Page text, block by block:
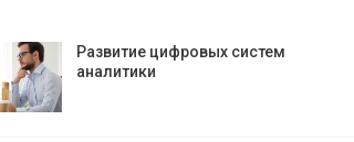
Развитие цифровых систем
аналитики